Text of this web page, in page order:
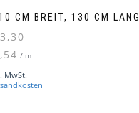
CM BREIT, 130 CM LANG
3,30
/ m
MwSt.